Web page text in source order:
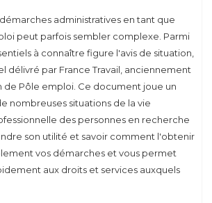
administratives en tant que
peut parfois sembler complexe. Parmi
à connaître figure l'avis de situation,
délivré par France Travail, anciennement
de Pôle emploi. Ce document joue un
nombreuses situations de la vie
des personnes en recherche
son utilité et savoir comment l'obtenir
vos démarches et vous permet
aux droits et services auxquels